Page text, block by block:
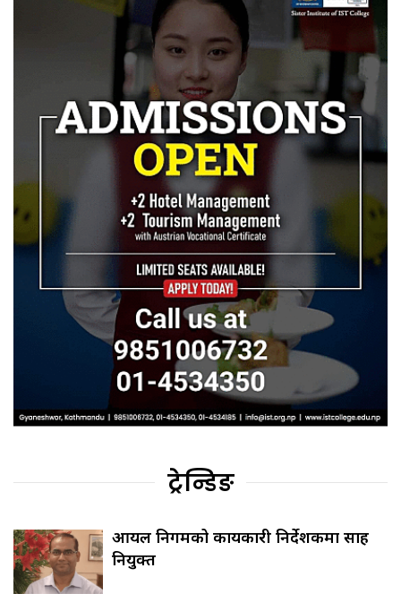
ट्रेन्डिङ
आयल निगमको कार्यकारी निर्देशकमा साह
नियुक्त